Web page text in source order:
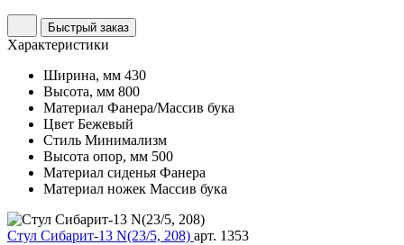
Быстрый заказ
Характеристики
Ширина, мм 430
Высота, мм 800
Материал Фанера/Массив бука
Цвет Бежевый
Стиль Минимализм
Высота опор, мм 500
Материал сиденья Фанера
Материал ножек Массив бука
Стул Сибарит-13 N(23/5, 208) арт. 1353